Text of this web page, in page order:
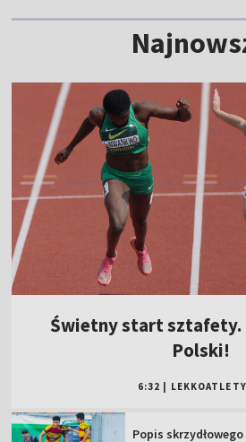
Świetny start sztafety.
Polski!
6:32
Popis